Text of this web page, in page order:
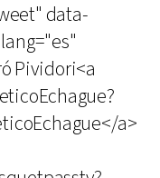
data-
Pividori<a
a>